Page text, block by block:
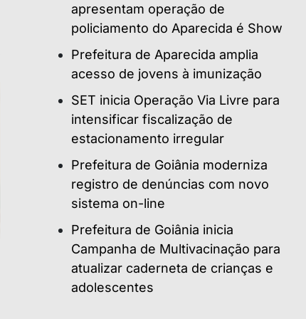
apresentam operação de
policiamento do Aparecida é Show
Prefeitura de Aparecida amplia
acesso de jovens à imunização
SET inicia Operação Via Livre para
intensificar fiscalização de
estacionamento irregular
Prefeitura de Goiânia moderniza
registro de denúncias com novo
sistema on-line
Prefeitura de Goiânia inicia
Campanha de Multivacinação para
atualizar caderneta de crianças e
adolescentes